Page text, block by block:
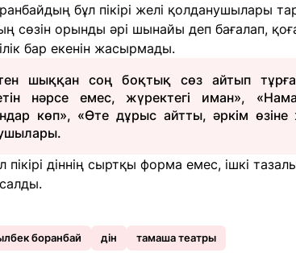
бұл пікірі желі қолданушылары
сөзін орынды әрі шынайы деп бағалап,
бар екенін жасырмады.
шыққан соң боқтық сөз айтып
нәрсе емес, жүректегі иман»,
көп», «Өте дұрыс айтты, әркім
пікірі діннің сыртқы форма емес, ішкі
боранбай дін тамаша театры